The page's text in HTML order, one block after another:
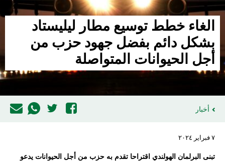
الغاء خطط توسيع مطار ليليستاد
بشكل دائم بفضل جهود حزب من
أجل الحيوانات المتواصلة
أخبار
٧ فبراير ٢٠٢٤
تبنى البرلمان الهولندي اقتراحا تقدم به حزب من أجل الحيوانات يدعو